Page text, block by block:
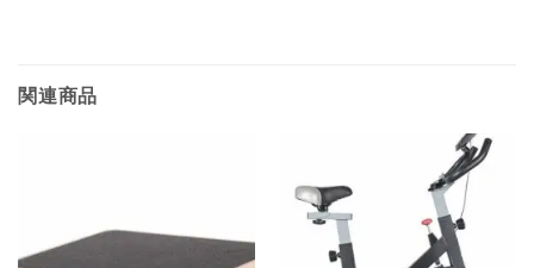
関連商品